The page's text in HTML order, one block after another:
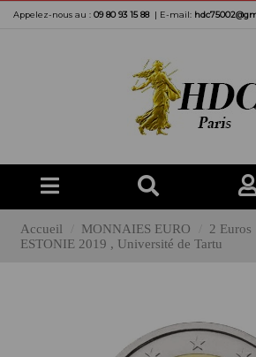
Appelez-nous au : 09 80 93 15 88 | E-mail:
Accueil MONNAIES EURO
2 Euros
ESTONIE 2019 , Université de Tartu